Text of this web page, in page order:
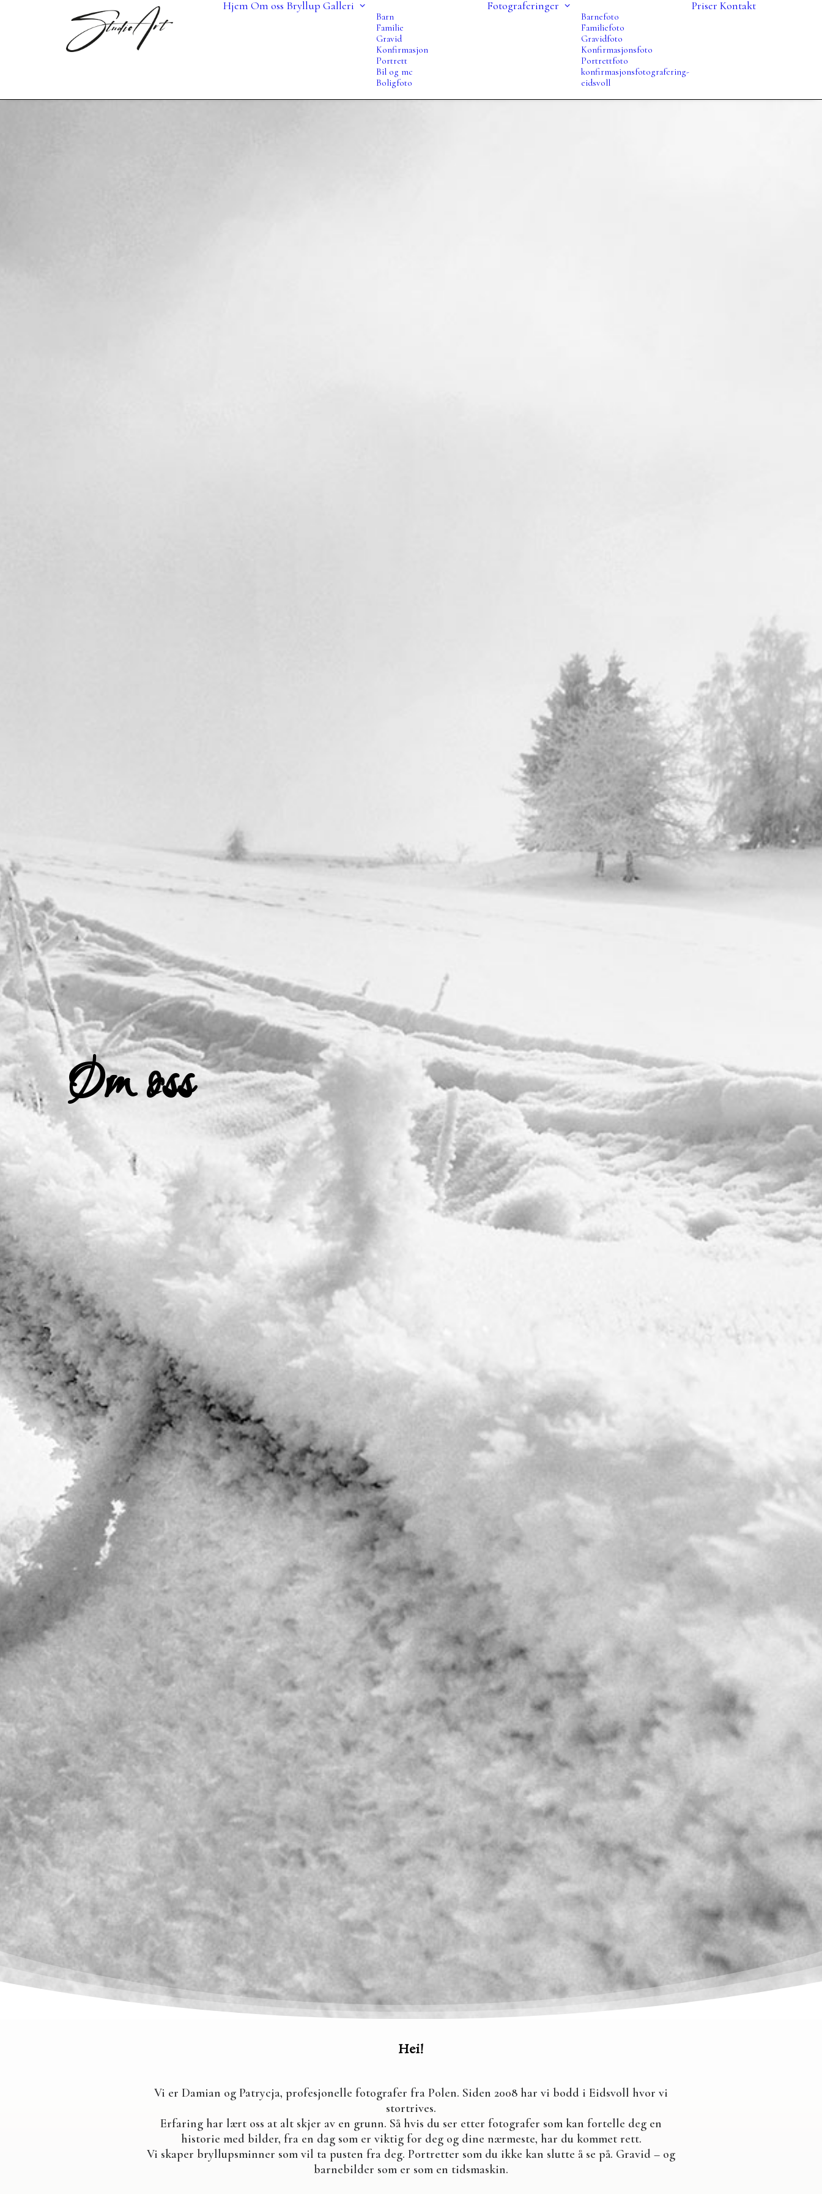
Hjem Om oss Bryllup Galleri
Barn
Familie
Gravid
Konfirmasjon
Portrett
Bil og mc
Boligfoto
Fotograferinger
Barnefoto
Familiefoto
Gravidfoto
Konfirmasjonsfoto
Portrettfoto
konfirmasjonsfotografering-
eidsvoll
Priser Kontakt
Om oss
Hei!
Vi er Damian og Patrycja, profesjonelle fotografer fra Polen. Siden 2008 har vi bodd i Eidsvoll hvor vi
stortrives.
Erfaring har lært oss at alt skjer av en grunn. Så hvis du ser etter fotografer som kan fortelle deg en
historie med bilder, fra en dag som er viktig for deg og dine nærmeste, har du kommet rett.
Vi skaper bryllupsminner som vil ta pusten fra deg. Portretter som du ikke kan slutte å se på. Gravid – og
barnebilder som er som en tidsmaskin.